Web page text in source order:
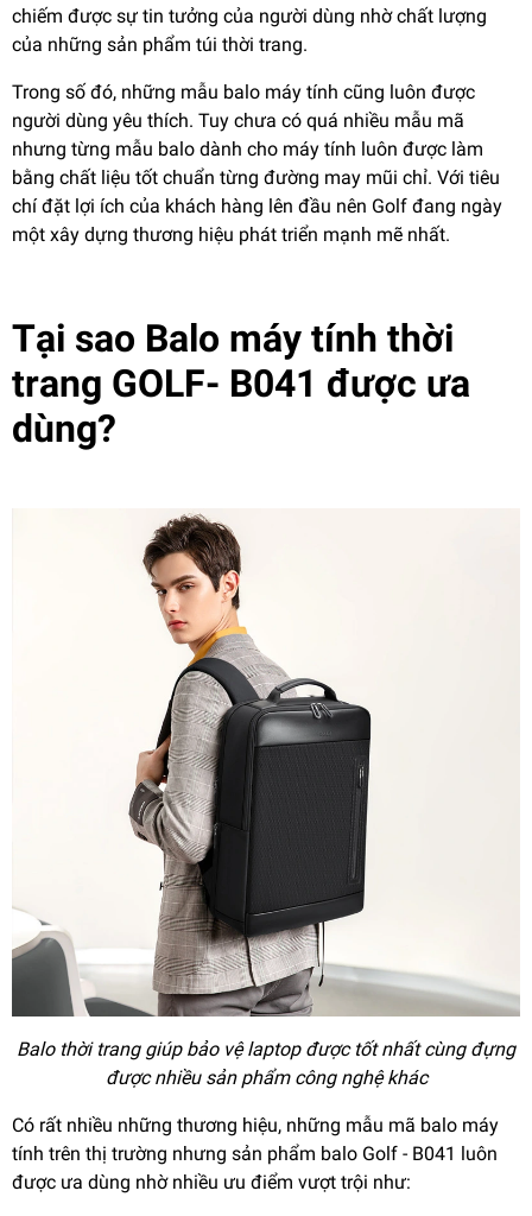
chiếm được sự tin tưởng của người dùng nhờ chất lượng
của những sản phẩm túi thời trang.
Trong số đó, những mẫu balo máy tính cũng luôn được
người dùng yêu thích. Tuy chưa có quá nhiều mẫu mã
nhưng từng mẫu balo dành cho máy tính luôn được làm
bằng chất liệu tốt chuẩn từng đường may mũi chỉ. Với tiêu
chí đặt lợi ích của khách hàng lên đầu nên Golf đang ngày
một xây dựng thương hiệu phát triển mạnh mẽ nhất.
Tại sao Balo máy tính thời
trang GOLF- B041 được ưa
dùng?
Balo thời trang giúp bảo vệ laptop được tốt nhất cùng đựng
được nhiều sản phẩm công nghệ khác
Có rất nhiều những thương hiệu, những mẫu mã balo máy
tính trên thị trường nhưng sản phẩm balo Golf - B041 luôn
được ưa dùng nhờ nhiều ưu điểm vượt trội như: